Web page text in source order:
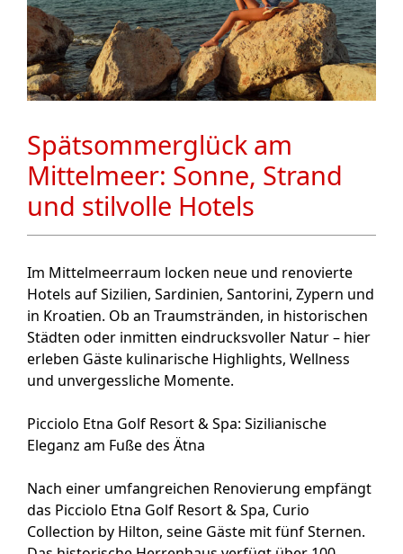
Spätsommerglück am
Mittelmeer: Sonne, Strand
und stilvolle Hotels
Im Mittelmeerraum locken neue und renovierte
Hotels auf Sizilien, Sardinien, Santorini, Zypern und
in Kroatien. Ob an Traumstränden, in historischen
Städten oder inmitten eindrucksvoller Natur – hier
erleben Gäste kulinarische Highlights, Wellness
und unvergessliche Momente.
Picciolo Etna Golf Resort & Spa: Sizilianische
Eleganz am Fuße des Ätna
Nach einer umfangreichen Renovierung empfängt
das Picciolo Etna Golf Resort & Spa, Curio
Collection by Hilton, seine Gäste mit fünf Sternen.